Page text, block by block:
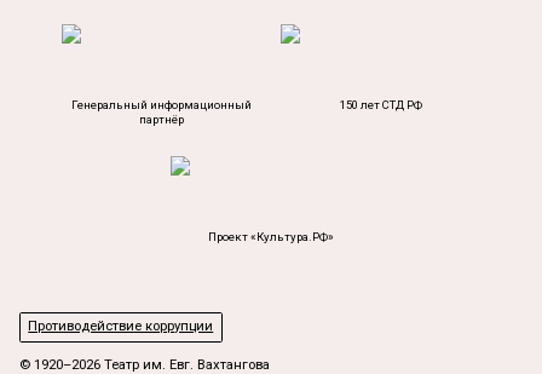
Генеральный информационный
партнёр
150 лет СТД РФ
Проект «Культура.РФ»
Противодействие коррупции
© 1920–2026 Театр им. Евг. Вахтангова